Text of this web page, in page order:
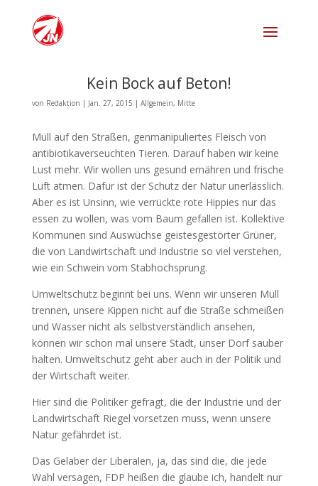
Kein Bock auf Beton!
von Redaktion | Jan. 27, 2015 | Allgemein, Mitte
Müll auf den Straßen, genmanipuliertes Fleisch von
antibiotikaverseuchten Tieren. Darauf haben wir keine
Lust mehr. Wir wollen uns gesund ernähren und frische
Luft atmen. Dafür ist der Schutz der Natur unerlässlich.
Aber es ist Unsinn, wie verrückte rote Hippies nur das
essen zu wollen, was vom Baum gefallen ist. Kollektive
Kommunen sind Auswüchse geistesgestörter Grüner,
die von Landwirtschaft und Industrie so viel verstehen,
wie ein Schwein vom Stabhochsprung.
Umweltschutz beginnt bei uns. Wenn wir unseren Müll
trennen, unsere Kippen nicht auf die Straße schmeißen
und Wasser nicht als selbstverständlich ansehen,
können wir schon mal unsere Stadt, unser Dorf sauber
halten. Umweltschutz geht aber auch in der Politik und
der Wirtschaft weiter.
Hier sind die Politiker gefragt, die der Industrie und der
Landwirtschaft Riegel vorsetzen muss, wenn unsere
Natur gefährdet ist.
Das Gelaber der Liberalen, ja, das sind die, die jede
Wahl versagen, FDP heißen die glaube ich, handelt nur